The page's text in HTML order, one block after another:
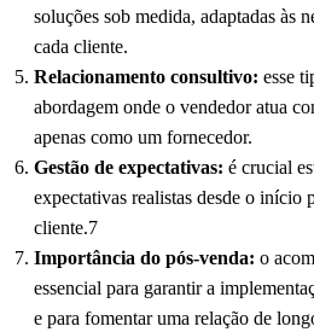
soluções sob medida, adaptadas às
cada cliente.
Relacionamento consultivo: esse
abordagem onde o vendedor atua
apenas como um fornecedor.
Gestão de expectativas: é crucial
expectativas realistas desde o início
cliente.7
Importância do pós-venda: o
essencial para garantir a
e para fomentar uma relação de